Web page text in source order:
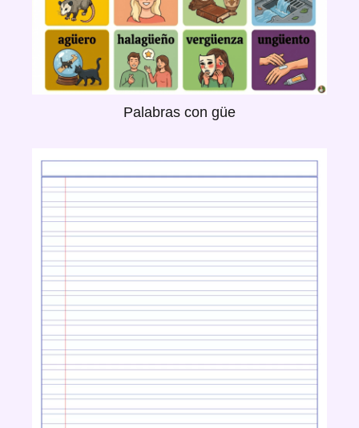
Palabras con güe